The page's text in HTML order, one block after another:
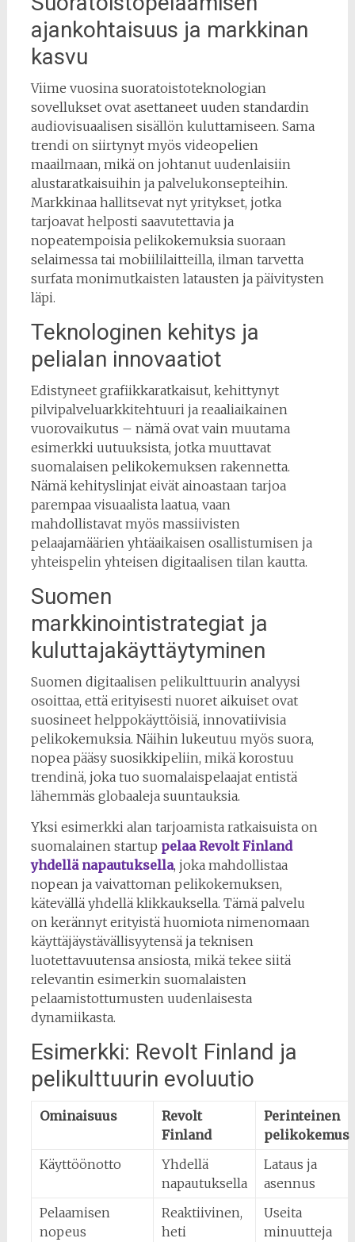
ajankohtaisuus ja markkinan
kasvu
Viime vuosina suoratoistoteknologian
sovellukset ovat asettaneet uuden standardin
audiovisuaalisen sisällön kuluttamiseen. Sama
trendi on siirtynyt myös videopelien
maailmaan, mikä on johtanut uudenlaisiin
alustaratkaisuihin ja palvelukonsepteihin.
Markkinaa hallitsevat nyt yritykset, jotka
tarjoavat helposti saavutettavia ja
nopeatempoisia pelikokemuksia suoraan
selaimessa tai mobiililaitteilla, ilman tarvetta
surfata monimutkaisten latausten ja päivitysten
läpi.
Teknologinen kehitys ja
pelialan innovaatiot
Edistyneet grafiikkaratkaisut, kehittynyt
pilvipalveluarkkitehtuuri ja reaaliaikainen
vuorovaikutus – nämä ovat vain muutama
esimerkki uutuuksista, jotka muuttavat
suomalaisen pelikokemuksen rakennetta.
Nämä kehityslinjat eivät ainoastaan tarjoa
parempaa visuaalista laatua, vaan
mahdollistavat myös massiivisten
pelaajamäärien yhtäaikaisen osallistumisen ja
yhteispelin yhteisen digitaalisen tilan kautta.
Suomen
markkinointistrategiat ja
kuluttajakäyttäytyminen
Suomen digitaalisen pelikulttuurin analyysi
osoittaa, että erityisesti nuoret aikuiset ovat
suosineet helppokäyttöisiä, innovatiivisia
pelikokemuksia. Näihin lukeutuu myös suora,
nopea pääsy suosikkipeliin, mikä korostuu
trendinä, joka tuo suomalaispelaajat entistä
lähemmäs globaaleja suuntauksia.
Yksi esimerkki alan tarjoamista ratkaisuista on
suomalainen startup pelaa Revolt Finland
yhdellä napautuksella, joka mahdollistaa
nopean ja vaivattoman pelikokemuksen,
kätevällä yhdellä klikkauksella. Tämä palvelu
on kerännyt erityistä huomiota nimenomaan
käyttäjäystävällisyytensä ja teknisen
luotettavuutensa ansiosta, mikä tekee siitä
relevantin esimerkin suomalaisten
pelaamistottumusten uudenlaisesta
dynamiikasta.
Esimerkki: Revolt Finland ja
pelikulttuurin evoluutio
Ominaisuus
Revolt
Finland
Perinteinen
pelikokemus
Käyttöönotto
Yhdellä
napautuksella
Lataus ja
asennus
Pelaamisen
nopeus
Reaktiivinen,
heti
Useita
minuutteja